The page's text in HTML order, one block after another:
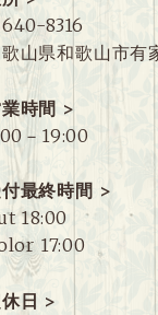
8316
山県和歌山市有
時間 >
－19:00
最終時間 >
18:00
17:00
日 >